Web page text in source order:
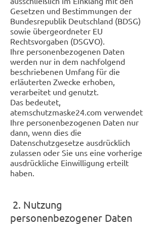
Gesetzen und Bestimmungen der
Bundesrepublik Deutschland (BDSG)
sowie übergeordneter EU
Rechtsvorgaben (DSGVO).
Ihre personenbezogenen Daten
werden nur in dem nachfolgend
beschriebenen Umfang für die
erläuterten Zwecke erhoben,
verarbeitet und genutzt.
Das bedeutet,
atemschutzmaske24.com verwendet
Ihre personenbezogenen Daten nur
dann, wenn dies die
Datenschutzgesetze ausdrücklich
zulassen oder Sie uns eine vorherige
ausdrückliche Einwilligung erteilt
haben.
2. Nutzung
personenbezogener Daten